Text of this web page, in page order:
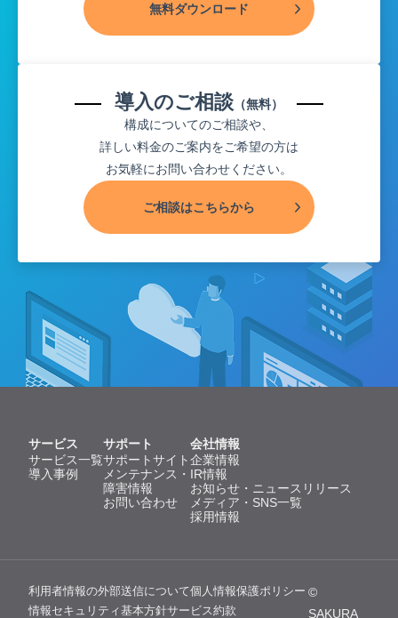
無料ダウンロード
導入のご相談 （無料）
構成についてのご相談や、
詳しい料金のご案内をご希望の方は
お気軽にお問い合わせください。
ご相談はこちらから
サービス
サービス一覧
導入事例
サポート
サポートサイト
メンテナンス・
障害情報
お問い合わせ
会社情報
企業情報
IR情報
お知らせ・ニュースリリース
メディア・SNS一覧
採用情報
利用者情報の外部送信について個人情報保護ポリシー
情報セキュリティ基本方針サービス約款
©
SAKURA